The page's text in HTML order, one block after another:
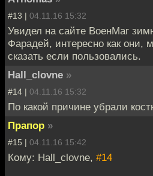
#13 | 04.11.16 15:32
Увидел на сайте ВоенМаг
Фарадей, интересно как они,
сказать если пользовались.
Hall_clovne »
#14 | 04.11.16 15:32
По какой причине убрали
Прапор »
#15 | 04.11.16 15:42
Кому: Hall_clovne, #14